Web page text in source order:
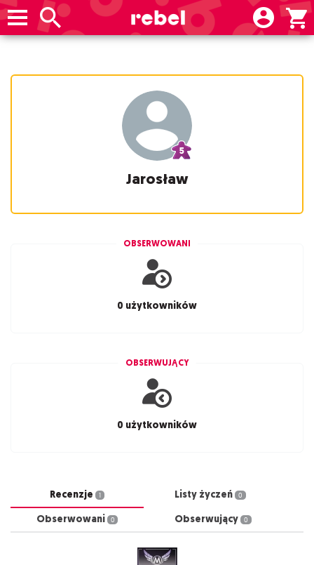
Jarosław
OBSERWOWANI
0 użytkowników
OBSERWUJĄCY
0 użytkowników
Recenzje 1 Listy życzeń 0
Obserwowani 0 Obserwujący 0